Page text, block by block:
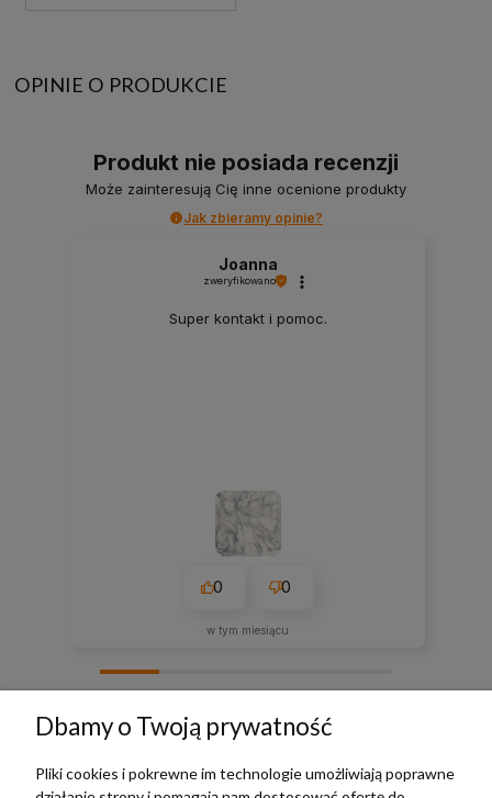
OPINIE O PRODUKCIE
Produkt nie posiada recenzji
Może zainteresują Cię inne ocenione produkty
Jak zbieramy opinie?
Joanna
zweryfikowano
Super kontakt i pomoc.
0 0
w tym miesiącu
Dbamy o Twoją prywatność
Pliki cookies i pokrewne im technologie umożliwiają poprawne